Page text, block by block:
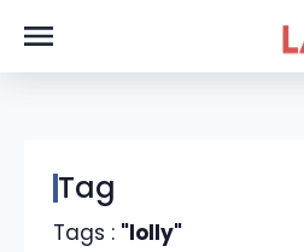
Tag
Tags : "lolly"